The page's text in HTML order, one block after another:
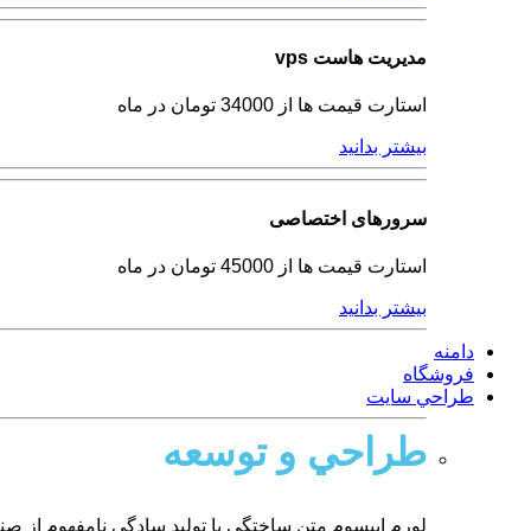
مدیریت هاست vps
استارت قیمت ها از 34000 تومان در ماه
بیشتر بدانید
سرورهای اختصاصی
استارت قیمت ها از 45000 تومان در ماه
بیشتر بدانید
دامنه
فروشگاه
طراحي سايت
طراحي و توسعه
لورم ایپسوم متن ساختگی با تولید سادگی نامفهوم